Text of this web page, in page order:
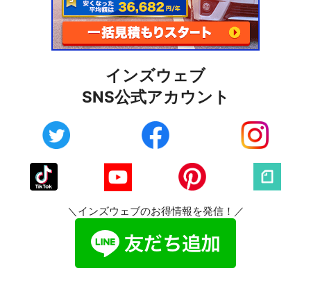
インズウェブ
SNS公式アカウント
＼インズウェブのお得情報を発信！／